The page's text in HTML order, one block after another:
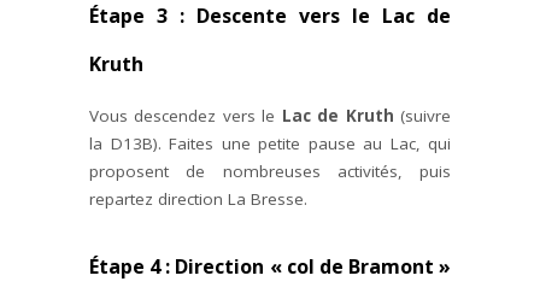
Étape 3 : Descente vers le Lac de
Kruth
Vous descendez vers le Lac de Kruth (suivre
la D13B). Faites une petite pause au Lac, qui
proposent de nombreuses activités, puis
repartez direction La Bresse.
Étape 4 : Direction « col de Bramont »